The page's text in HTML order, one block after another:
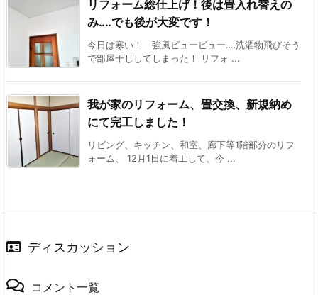
リフォーム総仕上げ！後は畳入れ替えの
み‥‥でも後が大変です！
今日は寒い！ 強風ビュービュー‥‥洗濯物飛びそう
で部屋干ししてしまった！ リフォ ...
我が家のリフォーム、畳交換、新規納め
にて完工しました！
リビング、キッチン、和室、廊下等1階部分のリフ
ォーム、 12月1日に着工して、今 ...
ディスカッション
コメント一覧